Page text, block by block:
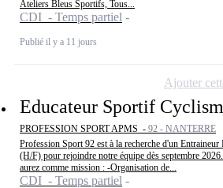
Ateliers Bleus Sportifs, Tous...
CDI - Temps partiel
Publié il y a 11 jours
Educateur Sportif
PROFESSION SPORT APMS - 92 - NANTERRE
Profession Sport 92 est à la recherche d'un
(H/F) pour rejoindre notre équipe dès septembre
aurez comme mission : -Organisation de...
CDI - Temps partiel
Ajouter